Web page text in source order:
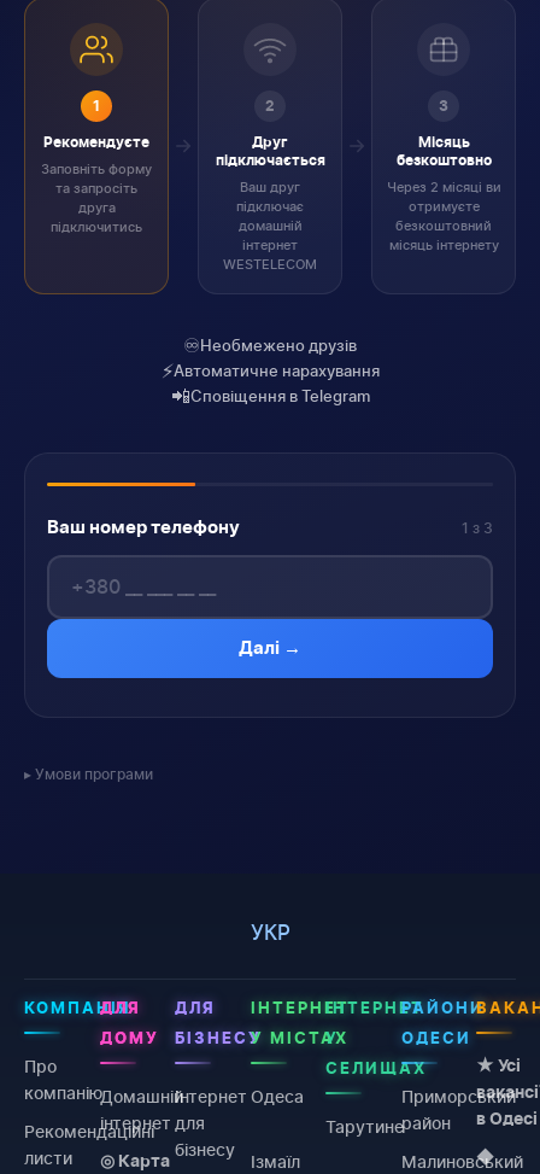
1
Рекомендуєте
Заповніть форму
та запросіть
друга
підключитись
2
Друг
підключається
Ваш друг
підключає
домашній
інтернет
WESTELECOM
3
Місяць
безкоштовно
Через 2 місяці ви
отримуєте
безкоштовний
місяць інтернету
♾️Необмежено друзів
⚡Автоматичне нарахування
📲Сповіщення в Telegram
Ваш номер телефону 1 з 3
Далі →
Умови програми
УКР
КОМПАНІЯ
Про
компанію
Рекомендаційні
листи
ДЛЯ
ДОМУ
Домашній
інтернет
◎ Карта
ДЛЯ
БІЗНЕСУ
Інтернет
для
бізнесу
ІНТЕРНЕТ
У МІСТАХ
Одеса
Ізмаїл
ІНТЕРНЕТ
У
СЕЛИЩАХ
Тарутине
РАЙОНИ
ОДЕСИ
Приморський
район
Малиновський
★ Усі
в Одесі
◆